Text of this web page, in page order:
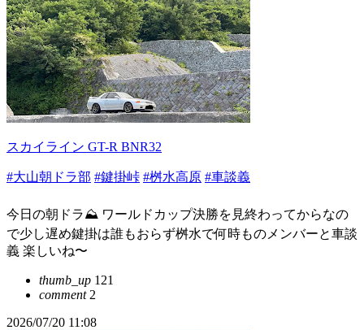
スカイライン GT-R BNR32
#大山朝ドラ部 #鍵掛峠 #桝水高原 #車談義
今日の朝ドラ⛰️ ワールドカップ決勝を見終わってからなの
で少し遅め鍵掛は誰もおらず桝水で何時ものメンバーと車談
義 楽しいね〜
thumb_up 121
comment2
2026/07/20 11:08